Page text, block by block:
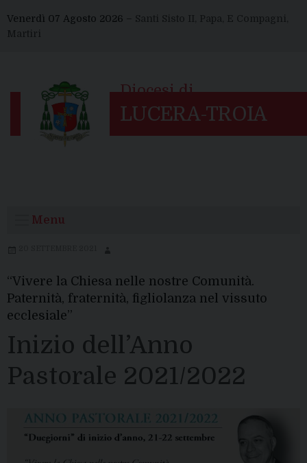
to
content
Venerdì 07 Agosto 2026 – Santi Sisto II, Papa, E Compagni,
Martiri
Menu
“Vivere la Chiesa nelle nostre Comunità.
Paternità, fraternità, figliolanza nel vissuto
ecclesiale”
Inizio dell’Anno
Pastorale 2021/2022